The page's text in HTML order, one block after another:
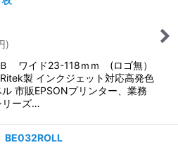
)
ワイド23-118ｍｍ (ロゴ無）
製 インクジェット対応高発色
市販EPSONプリンター、業務
リーズ…